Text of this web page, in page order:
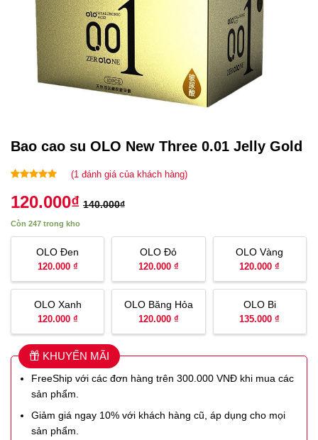
Bao cao su OLO New Three 0.01 Jelly Gold
dựa trên
(1 đánh giá của khách hàng)
120.000₫ 140.000₫
Còn 247 trong kho
OLO Đen
120.000 ₫
OLO Đỏ
120.000 ₫
OLO Vàng
120.000 ₫
OLO Xanh
120.000 ₫
OLO Băng Hỏa
120.000 ₫
OLO Bi
135.000 ₫
KHUYẾN MÃI
FreeShip với các đơn hàng trên 300.000 VNĐ khi mua các
sản phẩm.
Giảm giá ngay 10% với khách hàng cũ, áp dụng cho mọi
sản phẩm.